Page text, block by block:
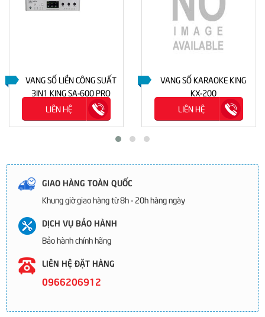
VANG SỐ LIỀN CÔNG SUẤT
3IN1 KING SA-600 PRO
LIÊN HỆ
VANG SỐ KARAOKE KING
KX-200
LIÊN HỆ
GIAO HÀNG TOÀN QUỐC
Khung giờ giao hàng từ 8h - 20h hàng ngày
DỊCH VỤ BẢO HÀNH
Bảo hành chính hãng
LIÊN HỆ ĐẶT HÀNG
0966206912